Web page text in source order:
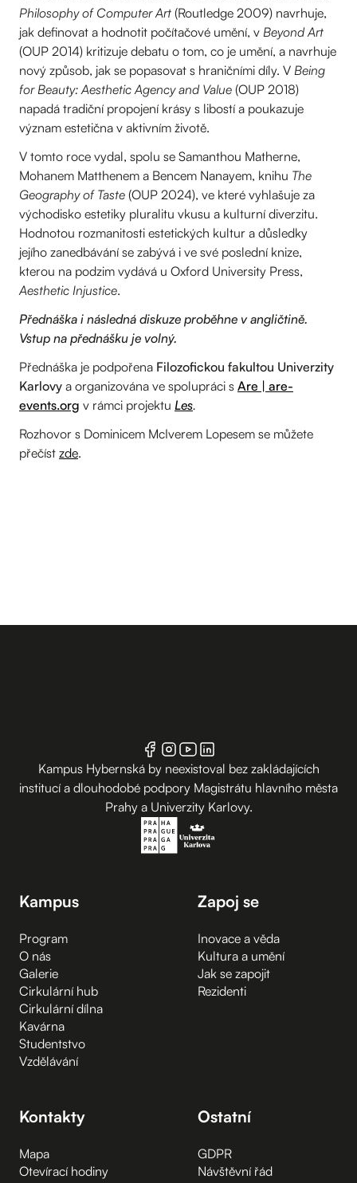
Philosophy of Computer Art (Routledge 2009) navrhuje,
jak definovat a hodnotit počítačové umění, v Beyond Art
(OUP 2014) kritizuje debatu o tom, co je umění, a navrhuje
nový způsob, jak se popasovat s hraničními díly. V Being
for Beauty: Aesthetic Agency and Value (OUP 2018)
napadá tradiční propojení krásy s libostí a poukazuje
význam estetična v aktivním životě.
V tomto roce vydal, spolu se Samanthou Matherne,
Mohanem Matthenem a Bencem Nanayem, knihu The
Geography of Taste (OUP 2024), ve které vyhlašuje za
východisko estetiky pluralitu vkusu a kulturní diverzitu.
Hodnotou rozmanitosti estetických kultur a důsledky
jejího zanedbávání se zabývá i ve své poslední knize,
kterou na podzim vydává u Oxford University Press,
Aesthetic Injustice.
Přednáška i následná diskuze proběhne v angličtině.
Vstup na přednášku je volný.
Přednáška je podpořena Filozofickou fakultou Univerzity
Karlovy a organizována ve spolupráci s Are | are-
events.org v rámci projektu Les.
Rozhovor s Dominicem McIverem Lopesem se můžete
přečíst zde.
Kampus Hybernská by neexistoval bez zakládajících
institucí a dlouhodobé podpory Magistrátu hlavního města
Prahy a Univerzity Karlovy.
Kampus
Program
O nás
Galerie
Cirkulární hub
Cirkulární dílna
Kavárna
Studentstvo
Vzdělávání
Zapoj se
Inovace a věda
Kultura a umění
Jak se zapojit
Rezidenti
Kontakty
Mapa
Otevírací hodiny
Ostatní
GDPR
Návštěvní řád